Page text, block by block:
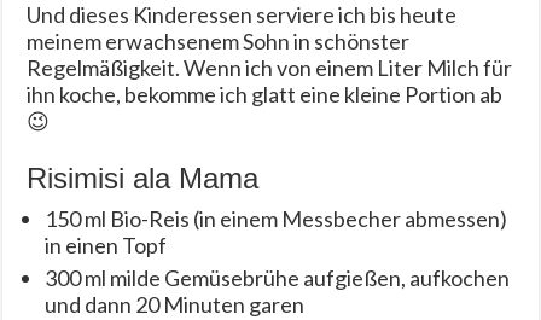
Und dieses Kinderessen serviere ich bis heute
meinem erwachsenem Sohn in schönster
Regelmäßigkeit. Wenn ich von einem Liter Milch für
ihn koche, bekomme ich glatt eine kleine Portion ab
😉
Risimisi ala Mama
150 ml Bio-Reis (in einem Messbecher abmessen)
in einen Topf
300 ml milde Gemüsebrühe aufgießen, aufkochen
und dann 20 Minuten garen